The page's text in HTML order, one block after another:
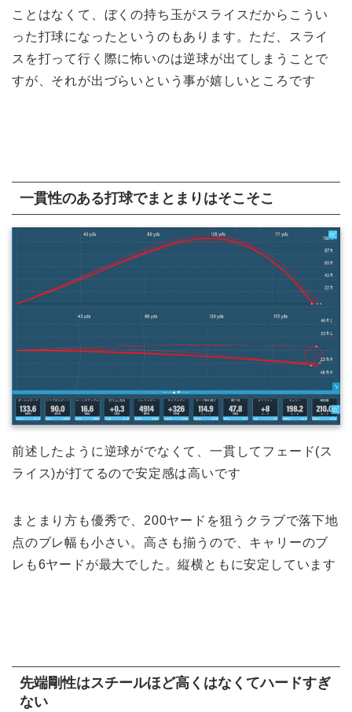
ことはなくて、ぼくの持ち玉がスライスだからこうい
った打球になったというのもあります。ただ、スライ
スを打って行く際に怖いのは逆球が出てしまうことで
すが、それが出づらいという事が嬉しいところです
一貫性のある打球でまとまりはそこそこ
前述したように逆球がでなくて、一貫してフェード(ス
ライス)が打てるので安定感は高いです
まとまり方も優秀で、200ヤードを狙うクラブで落下地
点のブレ幅も小さい。高さも揃うので、キャリーのブ
レも6ヤードが最大でした。縦横ともに安定しています
先端剛性はスチールほど高くはなくてハードすぎ
ない